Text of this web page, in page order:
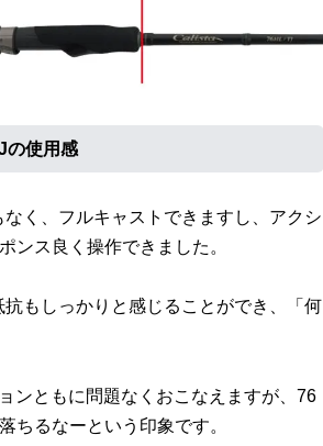
の使用感
く、フルキャストできますし、アクシ
ンス良く操作できました。
もしっかりと感じることができ、「何
ンともに問題なくおこなえますが、76
ちるなーという印象です。